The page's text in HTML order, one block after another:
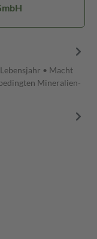
• Macht
Mineralien-